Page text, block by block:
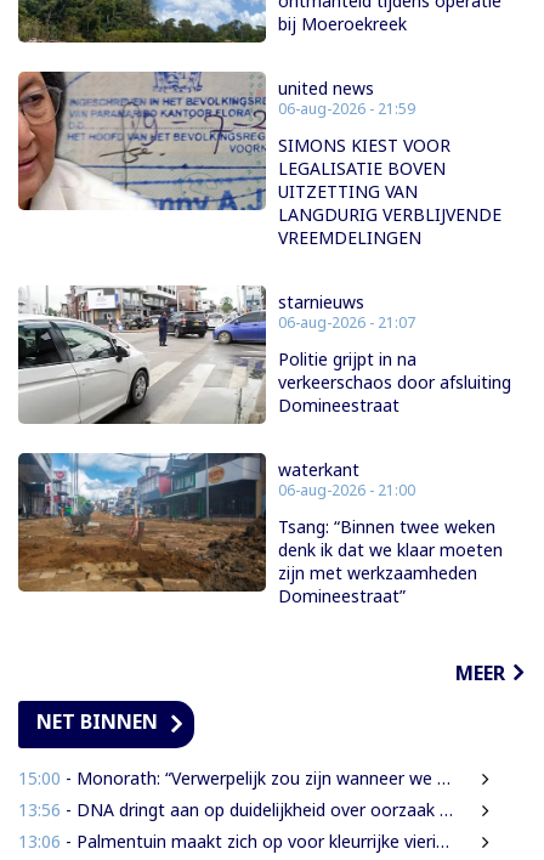
bij Moeroekreek
united news
06-aug-2026 - 21:59
SIMONS KIEST VOOR
LEGALISATIE BOVEN
UITZETTING VAN
LANGDURIG VERBLIJVENDE
VREEMDELINGEN
starnieuws
06-aug-2026 - 21:07
Politie grijpt in na
verkeerschaos door afsluiting
Domineestraat
waterkant
06-aug-2026 - 21:00
Tsang: “Binnen twee weken
denk ik dat we klaar moeten
zijn met werkzaamheden
Domineestraat”
MEER
NET BINNEN
15:00 - Monorath: “Verwerpelijk zou zijn wanneer we de dingen zouden bedekken met de mantel der liefde”
13:56 - DNA dringt aan op duidelijkheid over oorzaak massale vissterfte
13:06 - Palmentuin maakt zich op voor kleurrijke viering Dag der Inheemsen